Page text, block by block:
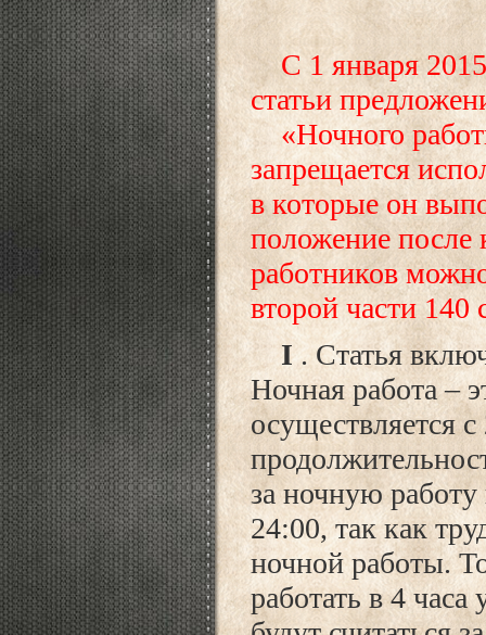
С 1 января 2015
статьи
«Ночного
запрещается
в которые он
положение после
работников
второй части 140
I. Статья
Ночная работа –
осуществляется
за ночную работу
24:00, так как
ночной работы.
работать в 4